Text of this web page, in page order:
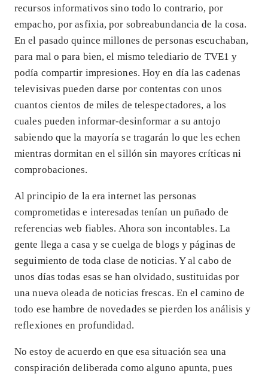
recursos informativos sino todo lo contrario, por
empacho, por asfixia, por sobreabundancia de la cosa.
En el pasado quince millones de personas escuchaban,
para mal o para bien, el mismo telediario de TVE1 y
podía compartir impresiones. Hoy en día las cadenas
televisivas pueden darse por contentas con unos
cuantos cientos de miles de telespectadores, a los
cuales pueden informar-desinformar a su antojo
sabiendo que la mayoría se tragarán lo que les echen
mientras dormitan en el sillón sin mayores críticas ni
comprobaciones.
Al principio de la era internet las personas
comprometidas e interesadas tenían un puñado de
referencias web fiables. Ahora son incontables. La
gente llega a casa y se cuelga de blogs y páginas de
seguimiento de toda clase de noticias. Y al cabo de
unos días todas esas se han olvidado, sustituidas por
una nueva oleada de noticias frescas. En el camino de
todo ese hambre de novedades se pierden los análisis y
reflexiones en profundidad.
No estoy de acuerdo en que esa situación sea una
conspiración deliberada como alguno apunta, pues